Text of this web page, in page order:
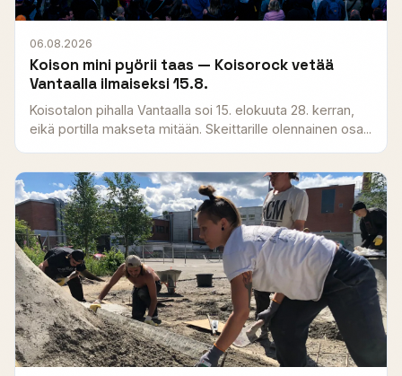
06.08.2026
Koison mini pyörii taas — Koisorock vetää
Vantaalla ilmaiseksi 15.8.
Koisotalon pihalla Vantaalla soi 15. elokuuta 28. kerran,
eikä portilla makseta mitään. Skeittarille olennainen osa...